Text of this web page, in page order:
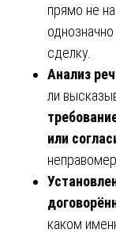
прямо не
сделку.
Анализ
ли
или
каком